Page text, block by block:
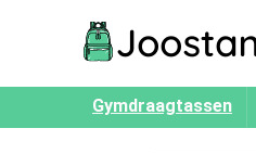
Gymdraagtassen